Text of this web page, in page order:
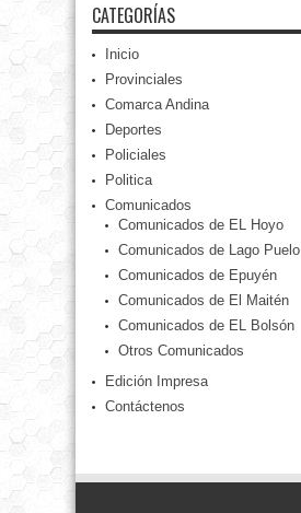
CATEGORÍAS
Inicio
Provinciales
Comarca Andina
Deportes
Policiales
Politica
Comunicados
Comunicados de EL Hoyo
Comunicados de Lago Puelo
Comunicados de Epuyén
Comunicados de El Maitén
Comunicados de EL Bolsón
Otros Comunicados
Edición Impresa
Contáctenos